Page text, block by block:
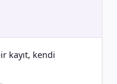
kayıt, kendi